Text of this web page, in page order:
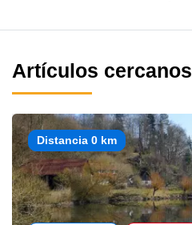
Artículos cercanos
Distancia 0 km